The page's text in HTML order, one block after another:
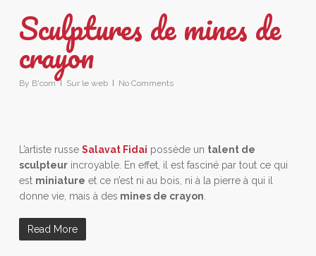
Sculptures de mines de
crayon
By B'com Sur le web No Comments
L’artiste russe Salavat Fidai possède un talent de
sculpteurincroyable. En effet, il est fasciné par tout ce qui
est miniature et ce n’est ni au bois, ni à la pierre à qui il
donne vie, mais à des mines de crayon.
Read More